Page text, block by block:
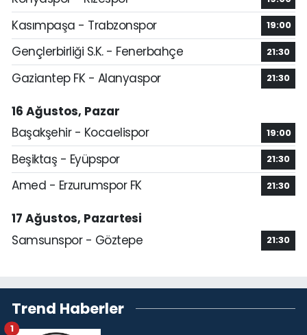
Kasımpaşa - Trabzonspor 19:00
Gençlerbirliği S.K. - Fenerbahçe 21:30
Gaziantep FK - Alanyaspor 21:30
16 Ağustos, Pazar
Başakşehir - Kocaelispor
19:00
Beşiktaş - Eyüpspor 21:30
Amed - Erzurumspor FK 21:30
17 Ağustos, Pazartesi
Samsunspor - Göztepe
21:30
Trend Haberler
1